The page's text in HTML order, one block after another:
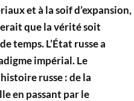
et à la soif d’expansion,
que la vérité soit
temps. L’État russe a
impérial. Le
russe : de la
en passant par le